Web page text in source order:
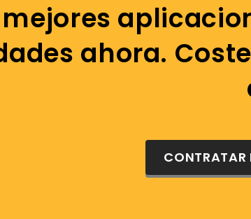
ahora.
CONTRATAR